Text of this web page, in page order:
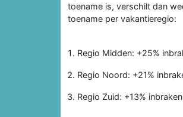
toename is, verschilt dan
toename per vakantieregio:
Regio Midden: +25%
Regio Noord: +21%
Regio Zuid: +13%